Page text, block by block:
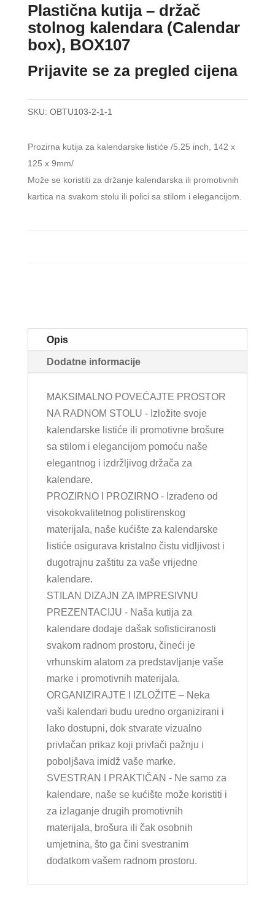
Plastična kutija – držač
stolnog kalendara (Calendar
box), BOX107
Prijavite se za pregled cijena
SKU: OBTU103-2-1-1
Prozirna kutija za kalendarske listiće /5.25 inch, 142 x
125 x 9mm/
Može se koristiti za držanje kalendarska ili promotivnih
kartica na svakom stolu ili polici sa stilom i elegancijom.
Opis
Dodatne informacije
MAKSIMALNO POVEĆAJTE PROSTOR
NA RADNOM STOLU - Izložite svoje
kalendarske listiće ili promotivne brošure
sa stilom i elegancijom pomoću naše
elegantnog i izdržljivog držača za
kalendare.
PROZIRNO I PROZIRNO - Izrađeno od
visokokvalitetnog polistirenskog
materijala, naše kućište za kalendarske
listiće osigurava kristalno čistu vidljivost i
dugotrajnu zaštitu za vaše vrijedne
kalendare.
STILAN DIZAJN ZA IMPRESIVNU
PREZENTACIJU - Naša kutija za
kalendare dodaje dašak sofisticiranosti
svakom radnom prostoru, čineći je
vrhunskim alatom za predstavljanje vaše
marke i promotivnih materijala.
ORGANIZIRAJTE I IZLOŽITE – Neka
vaši kalendari budu uredno organizirani i
lako dostupni, dok stvarate vizualno
privlačan prikaz koji privlači pažnju i
poboljšava imidž vaše marke.
SVESTRAN I PRAKTIČAN - Ne samo za
kalendare, naše se kućište može koristiti i
za izlaganje drugih promotivnih
materijala, brošura ili čak osobnih
umjetnina, što ga čini svestranim
dodatkom vašem radnom prostoru.